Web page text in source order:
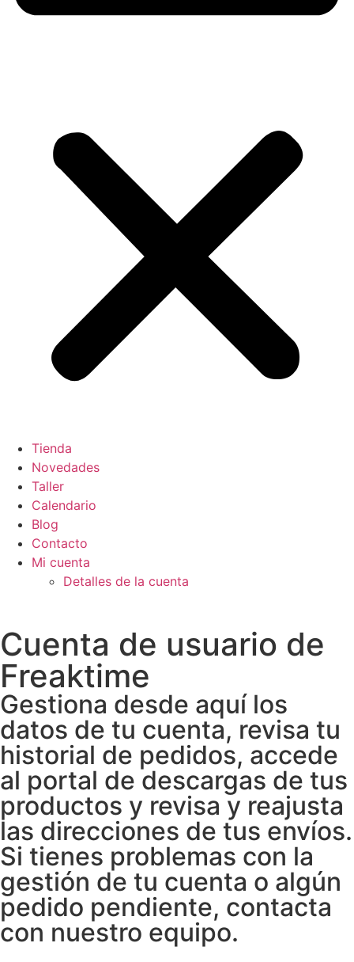
Tienda
Novedades
Taller
Calendario
Blog
Contacto
Mi cuenta
Detalles de la cuenta
Cuenta de usuario de
Freaktime
Gestiona desde aquí los
datos de tu cuenta, revisa tu
historial de pedidos, accede
al portal de descargas de tus
productos y revisa y reajusta
las direcciones de tus envíos.
Si tienes problemas con la
gestión de tu cuenta o algún
pedido pendiente, contacta
con nuestro equipo.